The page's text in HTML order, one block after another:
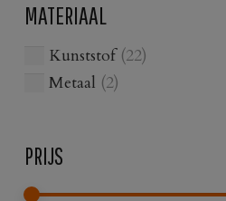
MATERIAAL
Kunststof (22)
Metaal (2)
PRIJS